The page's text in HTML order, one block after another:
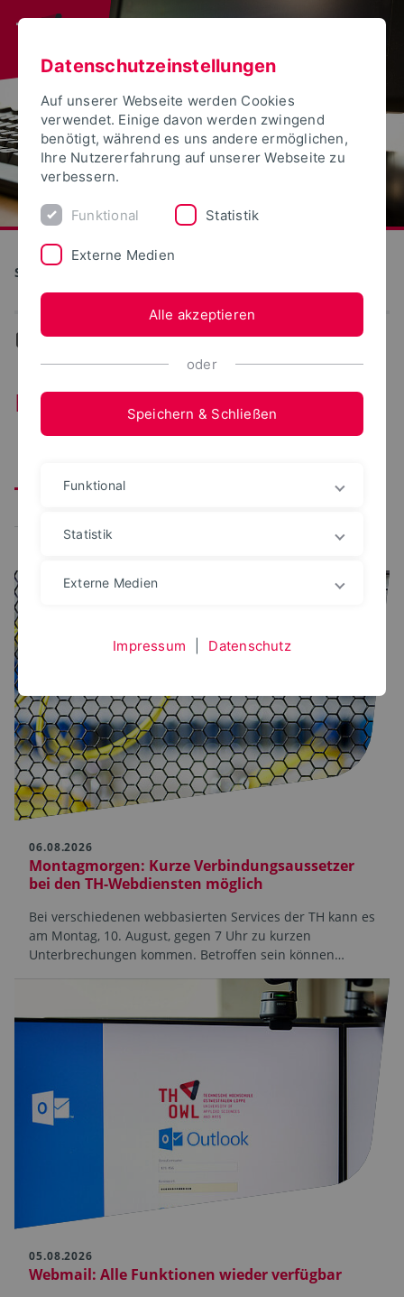
S(kim) - Service Kommunikation Information Medien
... Ereignisse-Termine
Ereignisse/Termine
06.08.2026
Montagmorgen: Kurze Verbindungsaussetzer
bei den TH-Webdiensten möglich
Bei verschiedenen webbasierten Services der TH kann es
am Montag, 10. August, gegen 7 Uhr zu kurzen
Unterbrechungen kommen. Betroffen sein können…
05.08.2026
Webmail: Alle Funktionen wieder verfügbar
Datenschutzeinstellungen
Auf unserer Webseite werden Cookies
verwendet. Einige davon werden zwingend
benötigt, während es uns andere ermöglichen,
Ihre Nutzererfahrung auf unserer Webseite zu
verbessern.
Funktional Statistik
Externe Medien
Alle akzeptieren
oder
Speichern & Schließen
Funktional
Statistik
Externe Medien
Impressum Datenschutz